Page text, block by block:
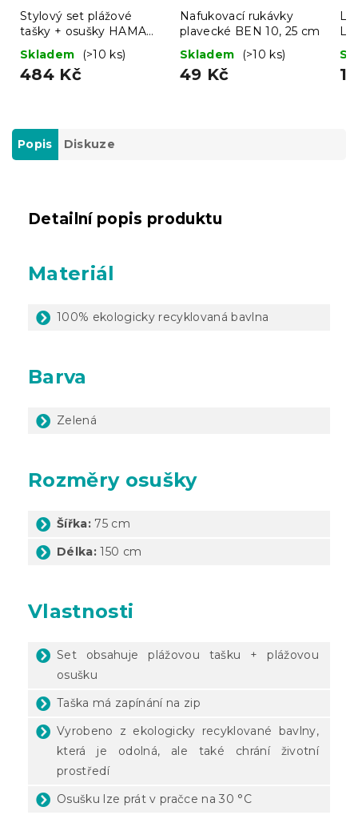
Stylový set plážové
tašky + osušky HAMAM
75x150 cm, tyrkysový,
100% organická bavlna
Skladem (>10 ks)
484 Kč
Nafukovací rukávky
plavecké BEN 10, 25 cm
Skladem
(>10 ks)
49 Kč
Popis Diskuze
Detailní popis produktu
Materiál
100% ekologicky recyklovaná bavlna
Barva
Zelená
Rozměry osušky
Šířka: 75 cm
Délka:150 cm
Vlastnosti
Set obsahuje plážovou tašku + plážovou
osušku
Taška má zapínání na zip
Vyrobeno z ekologicky recyklované bavlny,
která je odolná, ale také chrání životní
prostředí
Osušku lze prát v pračce na 30 °C